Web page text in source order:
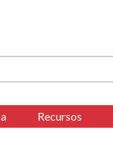
Recursos